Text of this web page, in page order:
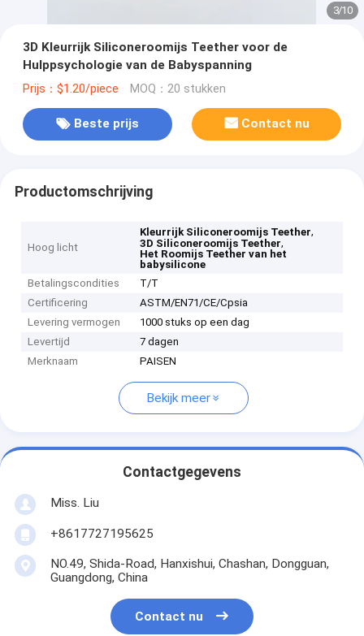
3/10
3D Kleurrijk Siliconeroomijs Teether voor de
Hulppsychologie van de Babyspanning
Prijs：$1.20/piece MOQ：20 stukken
Beste prijs Contact nu
Productomschrijving
Hoog licht
Kleurrijk Siliconeroomijs Teether,
3D Siliconeroomijs Teether,
Het Roomijs Teether van het
babysilicone
Betalingscondities
T/T
Certificering
ASTM/EN71/CE/Cpsia
Levering vermogen
1000 stuks op een dag
Levertijd
7 dagen
Merknaam
PAISEN
Bekijk meer
Contactgegevens
Miss. Liu
+8617727195625
NO.49, Shida-Road, Hanxishui, Chashan, Dongguan,
Guangdong, China
Contact nu